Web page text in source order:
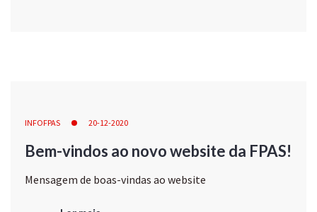
INFOFPAS 20-12-2020
Bem-vindos ao novo website da FPAS!
Mensagem de boas-vindas ao website